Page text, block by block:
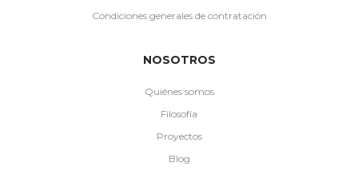
Condiciones generales de contratación
NOSOTROS
Quiénes somos
Filosofía
Proyectos
Blog